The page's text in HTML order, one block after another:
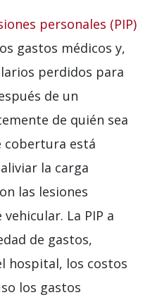
personales (PIP)
gastos médicos y,
perdidos para
de un
de quién sea
cobertura está
la carga
las lesiones
La PIP a
de gastos,
hospital, los costos
los gastos